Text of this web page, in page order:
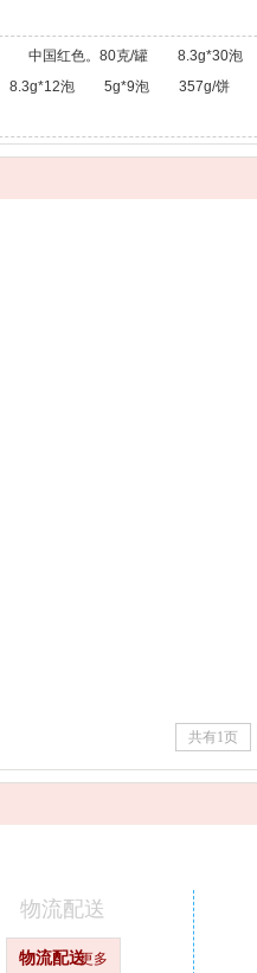
中国红色。80克/罐 8.3g*30泡
8.3g*12泡 5g*9泡 357g/饼
共有1页
物流配送更多
物流配送